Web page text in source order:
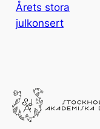
Årets stora
julkonsert